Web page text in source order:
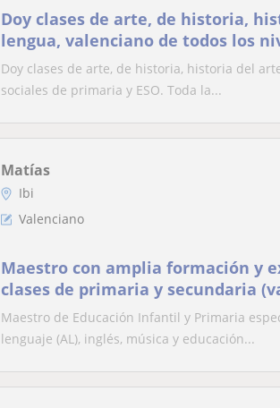
Doy clases de arte, de historia,
lengua, valenciano de todos los
sociales de primaria y ESO
Doy clases de arte, de historia, historia del
sociales de primaria y ESO. Toda la...
Matías
Ibi
Valenciano
Maestro con amplia formación y
clases de primaria y secundaria
DOMICILIO E INDIVIDUAL
Maestro de Educación Infantil y Primaria
lenguaje (AL), inglés, música y educación...